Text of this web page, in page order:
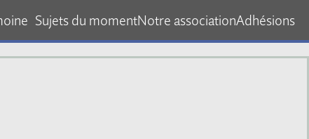
Sujets du momentNotre associationAdhésions